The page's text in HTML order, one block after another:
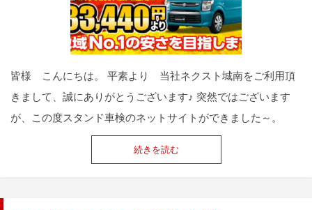
皆様 こんにちは。 平素より 当社ネクスト城南をご利用頂
きまして、誠にありがとうございます♪ 突然ではございます
が、この度スタンド車検のネットサイトができました～。
続きを読む